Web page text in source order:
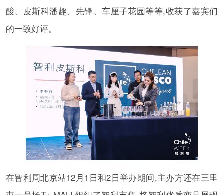
酸、皮斯科潘趣、先锋、车厘子花园等等,收获了嘉宾们
的一致好评。
在智利周北京站12月1日和2日举办期间,主办方还在三里